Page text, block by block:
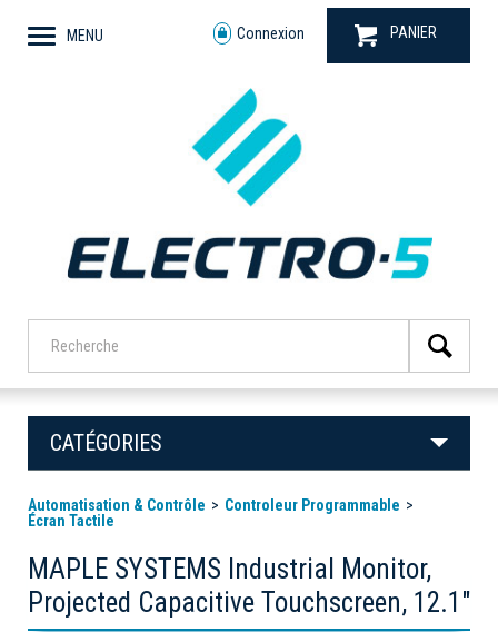
MENU Connexion PANIER
CATÉGORIES
Automatisation & Contrôle
Controleur Programmable
Écran Tactile
MAPLE SYSTEMS Industrial Monitor,
Projected Capacitive Touchscreen, 12.1"